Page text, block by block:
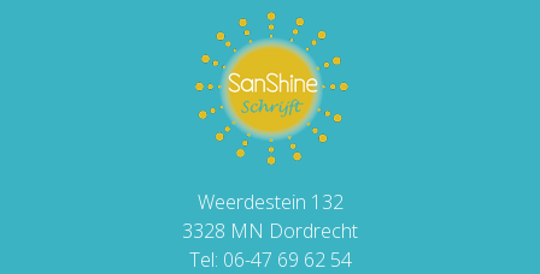
Weerdestein 132
3328 MN Dordrecht
Tel: 06-47 69 62 54